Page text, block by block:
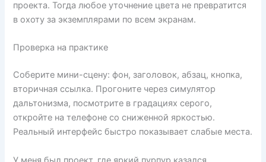
проекта. Тогда любое уточнение цвета не превратится
в охоту за экземплярами по всем экранам.
Проверка на практике
Соберите мини-сцену: фон, заголовок, абзац, кнопка,
вторичная ссылка. Прогоните через симулятор
дальтонизма, посмотрите в градациях серого,
откройте на телефоне со сниженной яркостью.
Реальный интерфейс быстро показывает слабые места.